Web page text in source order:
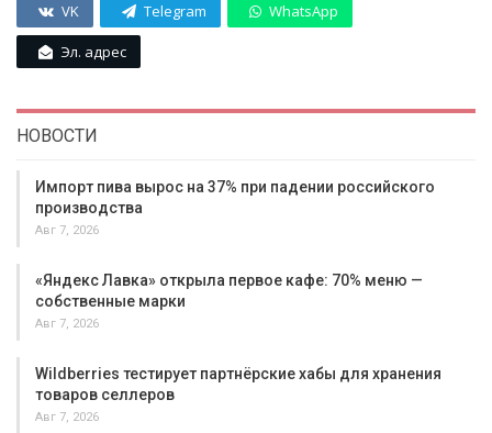
VK Telegram WhatsApp
Эл. адрес
НОВОСТИ
Импорт пива вырос на 37% при падении российского
производства
Авг 7, 2026
«Яндекс Лавка» открыла первое кафе: 70% меню —
собственные марки
Авг 7, 2026
Wildberries тестирует партнёрские хабы для хранения
товаров селлеров
Авг 7, 2026